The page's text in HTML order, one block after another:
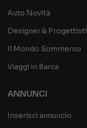
Auto Novità
Designer & Progettisti
Il Mondo Sommerso
Viaggi in Barca
ANNUNCI
Inserisci annuncio